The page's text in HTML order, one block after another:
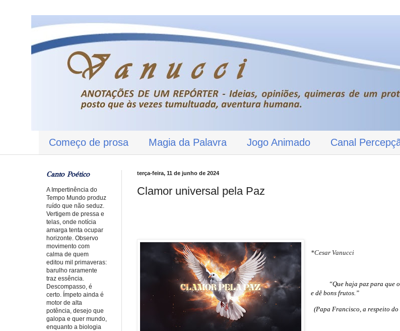
Começo de prosa Magia da Palavra Jogo Animado Canal
terça-feira, 11 de junho de 2024
Clamor universal pela Paz
*Cesar Vanucci
“Que haja paz para que
e dê bons frutos.”
(Papa Francisco, a respeito do
Canto Poético
A Impertinência do
Tempo Mundo produz
ruído que não seduz.
Vertigem de pressa e
telas, onde notícia
amarga tenta ocupar
horizonte. Observo
movimento com
calma de quem
editou mil primaveras:
barulho raramente
traz essência.
Descompasso, é
certo. Ímpeto ainda é
motor de alta
potência, desejo que
galopa e quer mundo,
enquanto a biologia